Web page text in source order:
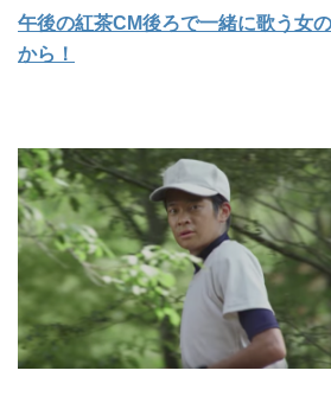
午後の紅茶CM後ろで一緒に歌う女
から！